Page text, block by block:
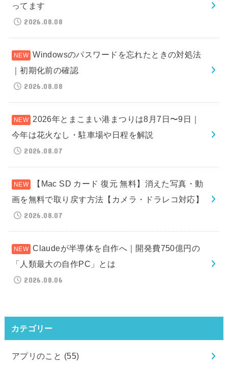
ってます
2026.08.08
Windowsのパスワードを忘れたときの対処法
｜初期化前の確認
2026.08.08
2026年とまこまい港まつりは8月7日〜9日｜
今年は花火なし・駐車場や日程を解説
2026.08.07
【Mac SD カード 復元 無料】消えた写真・動
画を無料で取り戻す方法【カメラ・ドラレコ対応】
2026.08.07
Claudeが半導体を自作へ｜開発費750億円の
「人類最大の自作PC」とは
2026.08.06
カテゴリー
アプリのこと (55)